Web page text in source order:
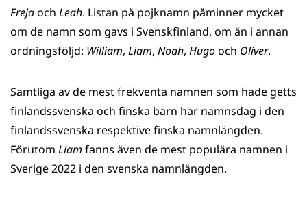
Frejaoch Leah. Listan på pojknamn påminner mycket
om de namn som gavs i Svenskfinland, om än i annan
ordningsföljd: William, Liam, Noah, Hugooch Oliver.
Samtliga av de mest frekventa namnen som hade getts
finlandssvenska och finska barn har namnsdag i den
finlandssvenska respektive finska namnlängden.
Förutom Liam fanns även de mest populära namnen i
Sverige 2022 i den svenska namnlängden.